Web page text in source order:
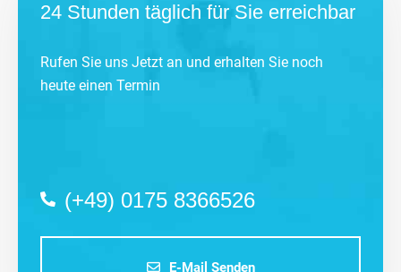
24 Stunden täglich für Sie erreichbar
Rufen Sie uns Jetzt an und erhalten Sie noch
heute einen Termin
(+49) 0175 8366526
E-Mail Senden